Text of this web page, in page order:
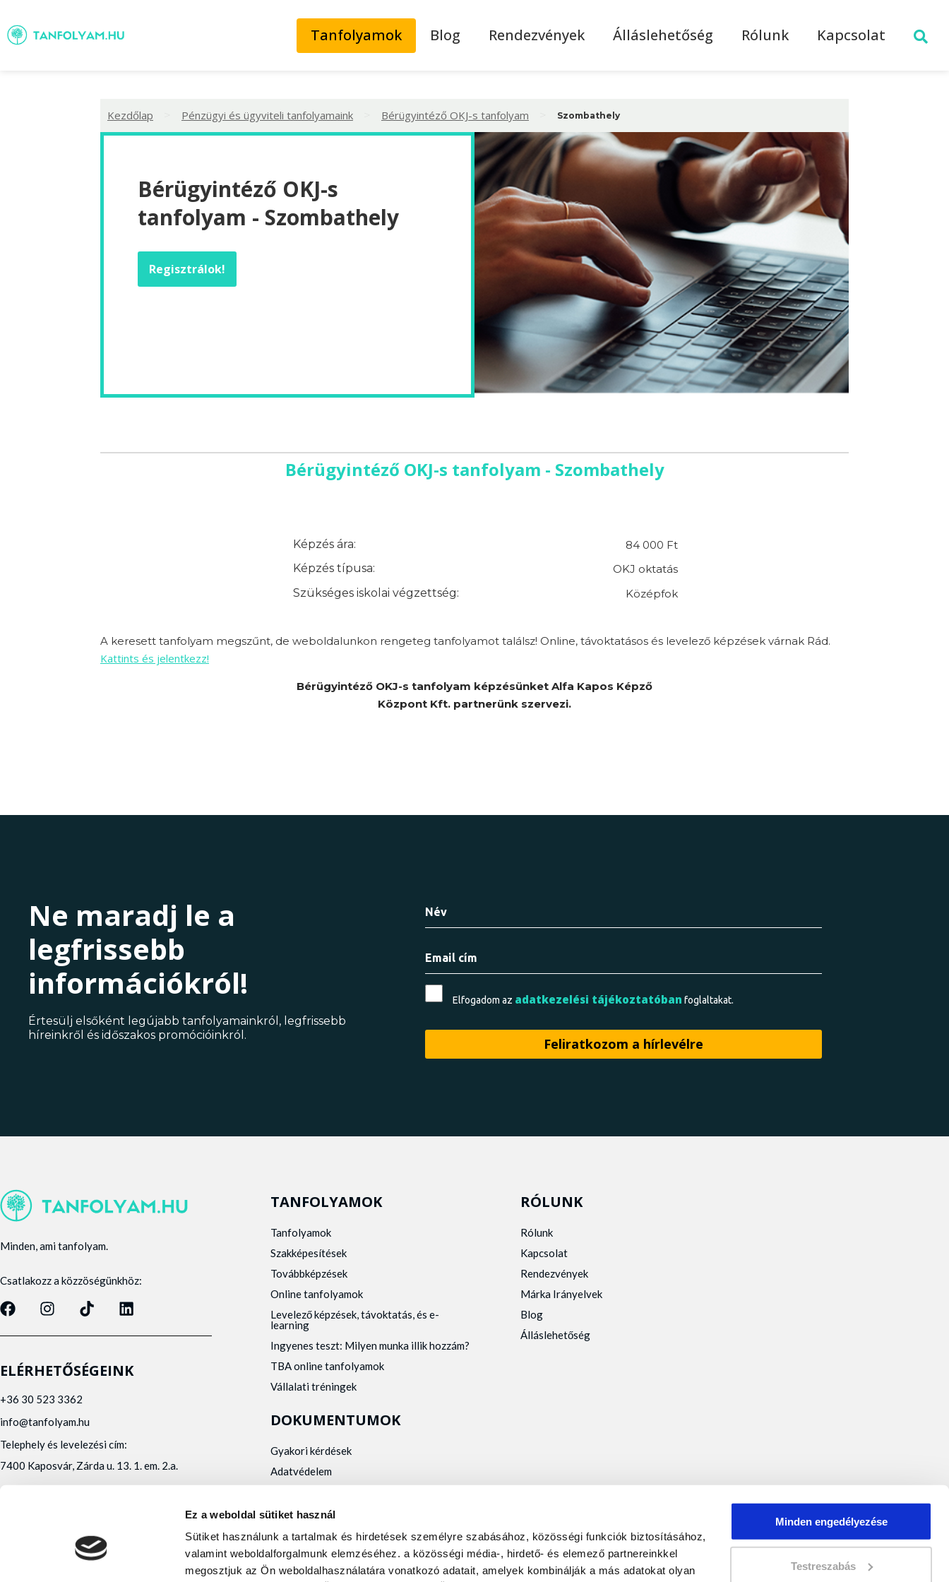
Ez a weboldal sütiket használ
Sütiket használunk a tartalmak és hirdetések személyre szabásához, közösségi funkciók biztosításához,
valamint weboldalforgalmunk elemzéséhez. a közösségi média-, hirdető- és elemező partnereinkkel
megosztjuk az Ön weboldalhasználatára vonatkozó adatait, amelyek kombinálják a más adatokat olyan
Minden engedélyezése
Testreszabás
Tanfolyamok Blog Rendezvények Álláslehetőség Rólunk Kapcsolat
Kezdőlap Pénzügyi és ügyviteli tanfolyamaink Bérügyintéző OKJ-s tanfolyam Szombathely
Bérügyintéző OKJ-s
tanfolyam - Szombathely
Regisztrálok!
Bérügyintéző OKJ-s tanfolyam - Szombathely
Képzés ára:
84 000 Ft
Képzés típusa:
OKJ oktatás
Szükséges iskolai végzettség:
Középfok
A keresett tanfolyam megszűnt, de weboldalunkon rengeteg tanfolyamot találsz! Online, távoktatásos és levelező képzések várnak Rád.
Kattints és jelentkezz!
Bérügyintéző OKJ-s tanfolyam képzésünket Alfa Kapos Képző
Központ Kft. partnerünk szervezi.
Ne maradj le a
legfrissebb
információkról!
Értesülj elsőként legújabb tanfolyamainkról, legfrissebb
híreinkről és időszakos promócióinkról.
Elfogadom az adatkezelési tájékoztatóban foglaltakat.
Minden, ami tanfolyam.
Csatlakozz a közzöségünkhöz:
ELÉRHETŐSÉGEINK
+36 30 523 3362
info@tanfolyam.hu
Telephely és levelezési cím:
7400 Kaposvár, Zárda u. 13. 1. em. 2.a.
Felnőttképző engedély száma: E/2020/000010
Felnőttképző nyilvántartásba vételi száma:
TANFOLYAMOK
Tanfolyamok
Szakképesítések
Továbbképzések
Online tanfolyamok
Levelező képzések, távoktatás, és e-
learning
Ingyenes teszt: Milyen munka illik hozzám?
TBA online tanfolyamok
Vállalati tréningek
DOKUMENTUMOK
Gyakori kérdések
Adatvédelem
Orvosi alkalmassági
RÓLUNK
Rólunk
Kapcsolat
Rendezvények
Márka Irányelvek
Blog
Álláslehetőség